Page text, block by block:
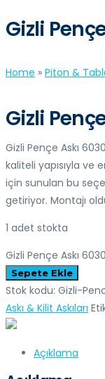
Gizli
Home » Piton &
Gizli
Gizli Pençe Askı
kaliteli yapısıyla ve
için sunulan bu
getiriyor. Montajı
1 adet stokta
Gizli Pençe Askı
Sepete Ekle
Stok kodu: Gizli-
Askı & Kilit Askıları
Açıklama